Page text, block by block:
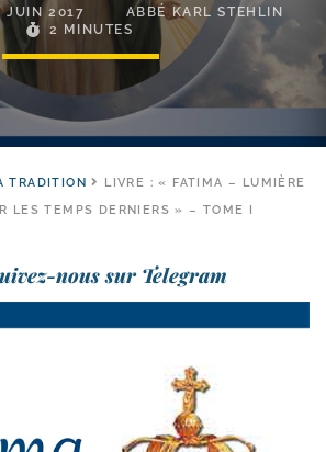
JUIN 2017
ABBÉ KARL STEHLIN
2 MINUTES
TRADITION
LIVRE : « FATIMA – LUMIÈRE
LES TEMPS DERNIERS » – TOME I
nous sur Telegram